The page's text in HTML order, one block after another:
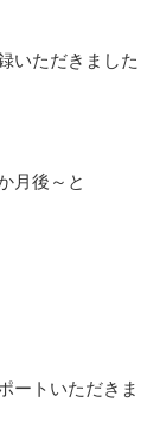
いただきました
月後～と
ートいただきま